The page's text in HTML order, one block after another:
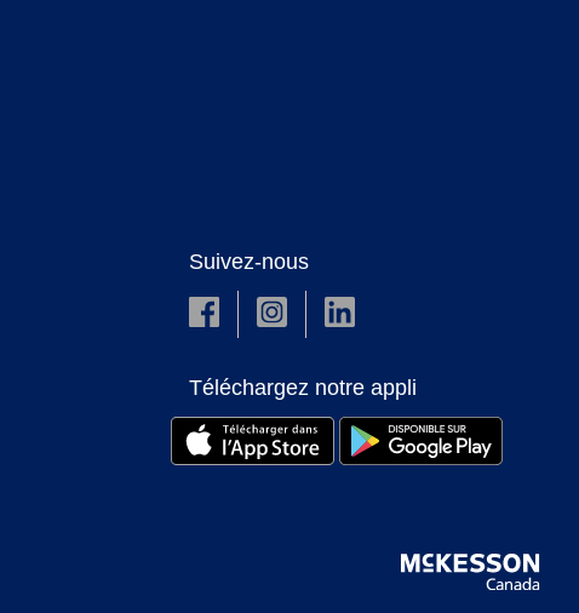
Suivez-nous
Téléchargez notre appli